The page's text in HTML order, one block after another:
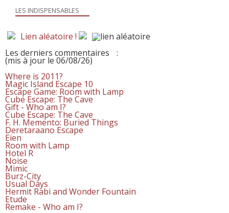
LES INDISPENSABLES
Lien aléatoire !
Les derniers commentaires
:
(mis à jour le 06/08/26)
Where is 2011?
Magic Island Escape 10
Escape Game: Room with Lamp
Cube Escape: The Cave
Gift - Who am I?
Cube Escape: The Cave
F. H. Memento: Buried Things
Deretaraano Escape
Eien
Room with Lamp
Hotel R
Noise
Mimic
Burz-City
Usual Days
Hermit Rabi and Wonder Fountain
Etude
Remake - Who am I?